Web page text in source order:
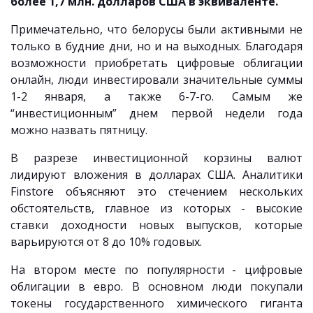
Примечательно, что белорусы были активными не
только в будние дни, но и на выходных. Благодаря
возможности приобретать цифровые облигации
онлайн, люди инвестировали значительные суммы
1-2 января, а также 6-7-го. Самым же
“инвестиционным” днем первой недели года
можно назвать пятницу.
В разрезе инвестиционной корзины валют
лидируют вложения в долларах США. Аналитики
Finstore объясняют это стечением нескольких
обстоятельств, главное из которых - высокие
ставки доходности новых выпусков, которые
варьируются от 8 до 10% годовых.
На втором месте по популярности - цифровые
облигации в евро. В основном люди покупали
токены государственного химического гиганта